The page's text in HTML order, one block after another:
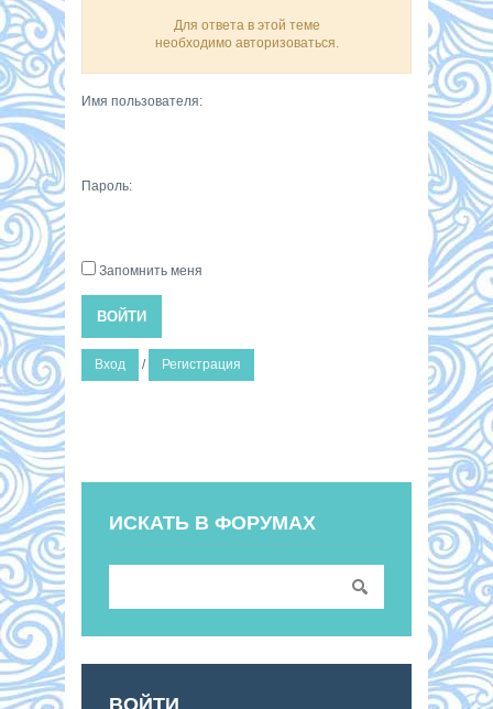
Для ответа в этой теме
необходимо авторизоваться.
Имя пользователя:
Пароль:
Запомнить меня
ВОЙТИ
Вход / Регистрация
ИСКАТЬ В ФОРУМАХ
ВОЙТИ